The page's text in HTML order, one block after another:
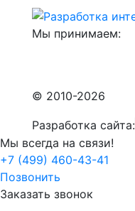
Мы принимаем:
© 2010-2026
Разработка сайта:
Мы всегда на связи!
+7 (499) 460-43-41
Позвонить
Заказать звонок